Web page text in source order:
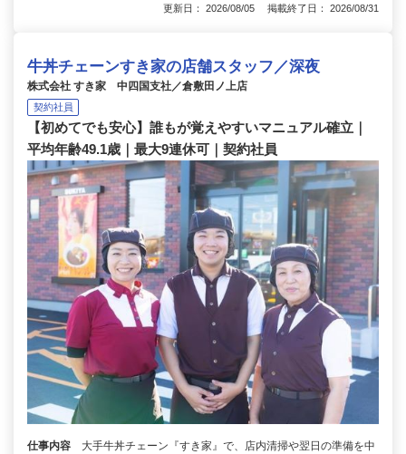
更新日： 2026/08/05 掲載終了日： 2026/08/31
牛丼チェーンすき家の店舗スタッフ／深夜
株式会社 すき家 中四国支社／倉敷田ノ上店
契約社員
【初めてでも安心】誰もが覚えやすいマニュアル確立｜
平均年齢49.1歳｜最大9連休可｜契約社員
仕事内容
大手牛丼チェーン『すき家』で、店内清掃や翌日の準備を中